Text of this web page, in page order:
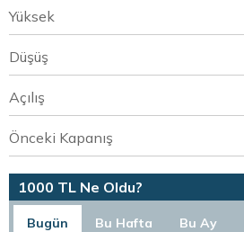
Yüksek
Düşüş
Açılış
Önceki Kapanış
1000 TL Ne Oldu?
Bugün Bu Hafta Bu Ay